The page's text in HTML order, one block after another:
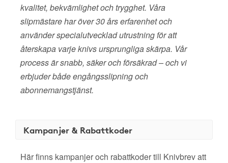
kvalitet, bekvämlighet och trygghet. Våra
slipmästare har över 30 års erfarenhet och
använder specialutvecklad utrustning för att
återskapa varje knivs ursprungliga skärpa. Vår
process är snabb, säker och försäkrad – och vi
erbjuder både engångsslipning och
abonnemangstjänst.
Kampanjer & Rabattkoder
Här finns kampanjer och rabattkoder till Knivbrev att